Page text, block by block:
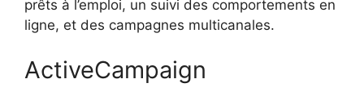
prêts à l’emploi, un suivi des comportements en
ligne, et des campagnes multicanales.
ActiveCampaign